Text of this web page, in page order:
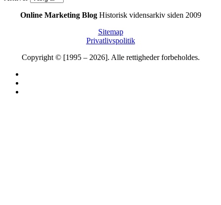
Online Marketing BlogHistorisk vidensarkiv siden 2009
Sitemap
Privatlivspolitik
Copyright © [1995 – 2026]. Alle rettigheder forbeholdes.